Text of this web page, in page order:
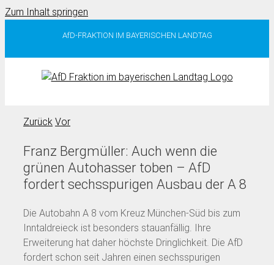
Zum Inhalt springen
AfD-FRAKTION IM BAYERISCHEN LANDTAG
Zurück Vor
Franz Bergmüller: Auch wenn die
grünen Autohasser toben – AfD
fordert sechsspurigen Ausbau der A 8
Die Autobahn A 8 vom Kreuz München-Süd bis zum
Inntaldreieck ist besonders stauanfällig. Ihre
Erweiterung hat daher höchste Dringlichkeit. Die AfD
fordert schon seit Jahren einen sechsspurigen